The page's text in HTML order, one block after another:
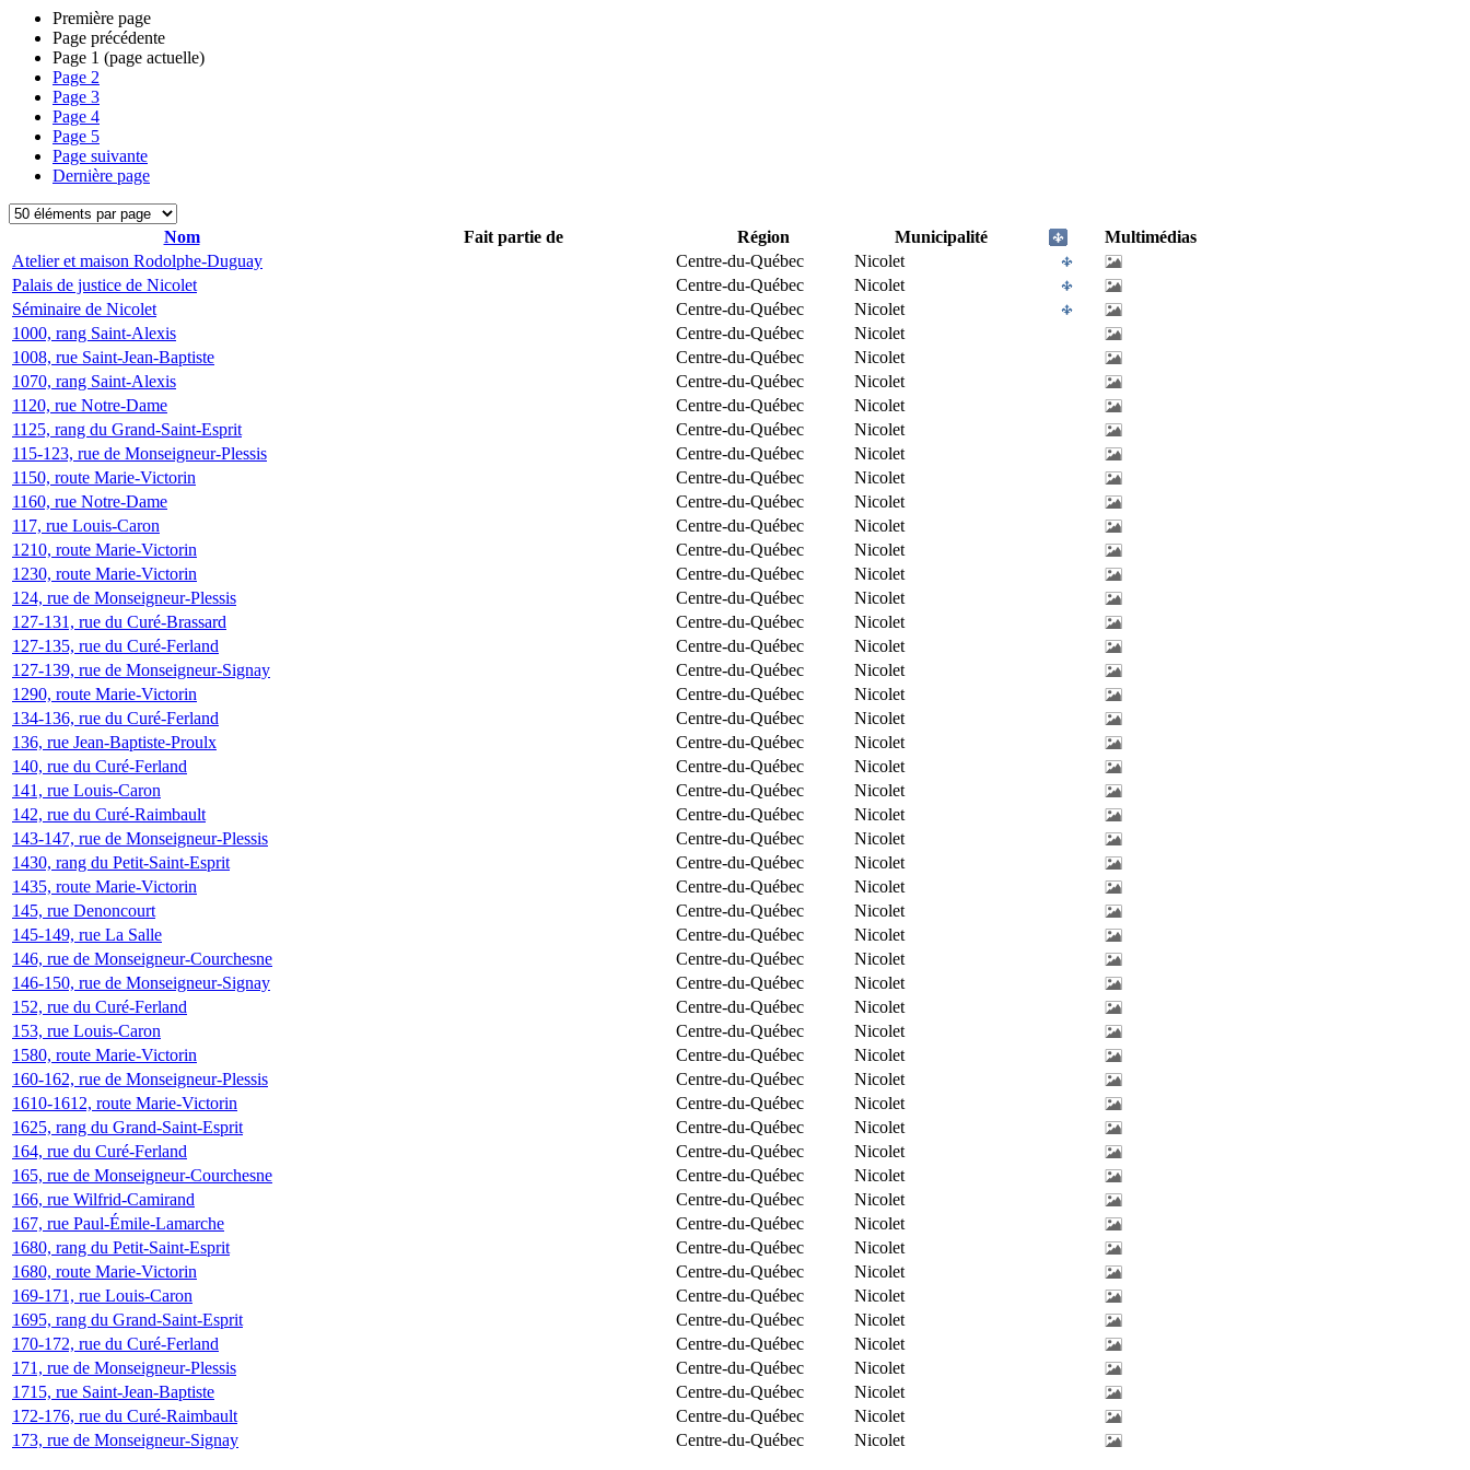
Première page
Page précédente
Page 1 (page actuelle)
Page 2
Page 3
Page 4
Page 5
Page suivante
Dernière page
Nom Fait partie de Région Municipalité
Multimédias
Atelier et maison Rodolphe-Duguay
Centre-du-Québec
Nicolet
Palais de justice de Nicolet
Centre-du-Québec
Nicolet
Séminaire de Nicolet
Centre-du-Québec
Nicolet
1000, rang Saint-Alexis
Centre-du-Québec
Nicolet
1008, rue Saint-Jean-Baptiste
Centre-du-Québec
Nicolet
1070, rang Saint-Alexis
Centre-du-Québec
Nicolet
1120, rue Notre-Dame
Centre-du-Québec
Nicolet
1125, rang du Grand-Saint-Esprit
Centre-du-Québec
Nicolet
115-123, rue de Monseigneur-Plessis
Centre-du-Québec
Nicolet
1150, route Marie-Victorin
Centre-du-Québec
Nicolet
1160, rue Notre-Dame
Centre-du-Québec
Nicolet
117, rue Louis-Caron
Centre-du-Québec
Nicolet
1210, route Marie-Victorin
Centre-du-Québec
Nicolet
1230, route Marie-Victorin
Centre-du-Québec
Nicolet
124, rue de Monseigneur-Plessis
Centre-du-Québec
Nicolet
127-131, rue du Curé-Brassard
Centre-du-Québec
Nicolet
127-135, rue du Curé-Ferland
Centre-du-Québec
Nicolet
127-139, rue de Monseigneur-Signay
Centre-du-Québec
Nicolet
1290, route Marie-Victorin
Centre-du-Québec
Nicolet
134-136, rue du Curé-Ferland
Centre-du-Québec
Nicolet
136, rue Jean-Baptiste-Proulx
Centre-du-Québec
Nicolet
140, rue du Curé-Ferland
Centre-du-Québec
Nicolet
141, rue Louis-Caron
Centre-du-Québec
Nicolet
142, rue du Curé-Raimbault
Centre-du-Québec
Nicolet
143-147, rue de Monseigneur-Plessis
Centre-du-Québec
Nicolet
1430, rang du Petit-Saint-Esprit
Centre-du-Québec
Nicolet
1435, route Marie-Victorin
Centre-du-Québec
Nicolet
145, rue Denoncourt
Centre-du-Québec
Nicolet
145-149, rue La Salle
Centre-du-Québec
Nicolet
146, rue de Monseigneur-Courchesne
Centre-du-Québec
Nicolet
146-150, rue de Monseigneur-Signay
Centre-du-Québec
Nicolet
152, rue du Curé-Ferland
Centre-du-Québec
Nicolet
153, rue Louis-Caron
Centre-du-Québec
Nicolet
1580, route Marie-Victorin
Centre-du-Québec
Nicolet
160-162, rue de Monseigneur-Plessis
Centre-du-Québec
Nicolet
1610-1612, route Marie-Victorin
Centre-du-Québec
Nicolet
1625, rang du Grand-Saint-Esprit
Centre-du-Québec
Nicolet
164, rue du Curé-Ferland
Centre-du-Québec
Nicolet
165, rue de Monseigneur-Courchesne
Centre-du-Québec
Nicolet
166, rue Wilfrid-Camirand
Centre-du-Québec
Nicolet
167, rue Paul-Émile-Lamarche
Centre-du-Québec
Nicolet
1680, rang du Petit-Saint-Esprit
Centre-du-Québec
Nicolet
1680, route Marie-Victorin
Centre-du-Québec
Nicolet
169-171, rue Louis-Caron
Centre-du-Québec
Nicolet
1695, rang du Grand-Saint-Esprit
Centre-du-Québec
Nicolet
170-172, rue du Curé-Ferland
Centre-du-Québec
Nicolet
171, rue de Monseigneur-Plessis
Centre-du-Québec
Nicolet
1715, rue Saint-Jean-Baptiste
Centre-du-Québec
Nicolet
172-176, rue du Curé-Raimbault
Centre-du-Québec
Nicolet
173, rue de Monseigneur-Signay
Centre-du-Québec Nicolet